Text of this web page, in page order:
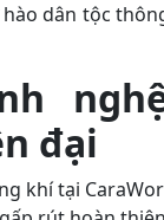
dân tộc
đại
khí tại